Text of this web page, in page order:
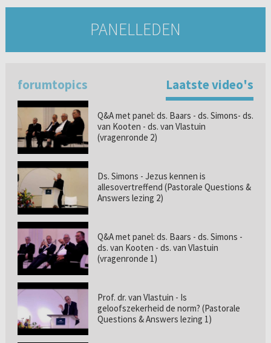
PANELLEDEN
forumtopics Laatste video's
Q&A met panel: ds. Baars - ds. Simons- ds.
van Kooten - ds. van Vlastuin
(vragenronde 2)
Ds. Simons - Jezus kennen is
allesovertreffend (Pastorale Questions &
Answers lezing 2)
Q&A met panel: ds. Baars - ds. Simons -
ds. van Kooten - ds. van Vlastuin
(vragenronde 1)
Prof. dr. van Vlastuin - Is
geloofszekerheid de norm? (Pastorale
Questions & Answers lezing 1)